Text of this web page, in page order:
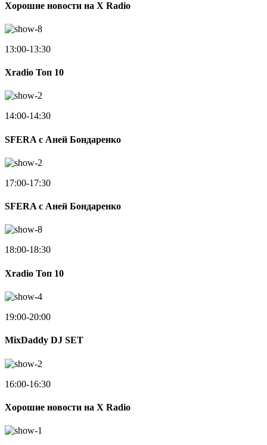
Хорошие новости на X Radio
13:00-13:30
Xradio Топ 10
14:00-14:30
SFERA с Аней Бондаренко
17:00-17:30
SFERA с Аней Бондаренко
18:00-18:30
Xradio Топ 10
19:00-20:00
MixDaddy DJ SET
16:00-16:30
Хорошие новости на X Radio